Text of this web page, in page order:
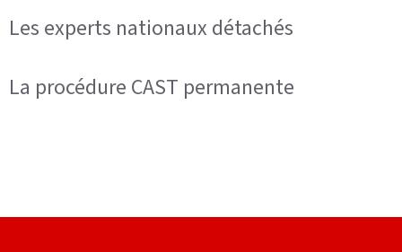
Les experts nationaux détachés
La procédure CAST permanente